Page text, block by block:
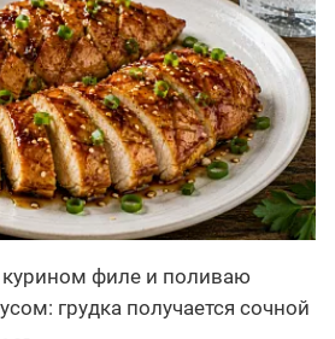
филе и поливаю
грудка получается сочной